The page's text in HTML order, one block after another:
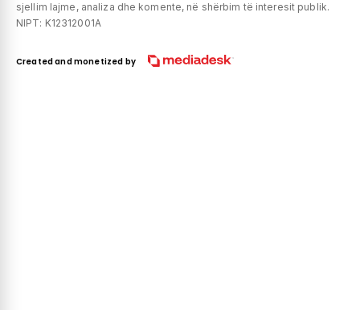
sjellim lajme, analiza dhe komente, në shërbim të interesit publik.
NIPT: K12312001A
Created and monetized by